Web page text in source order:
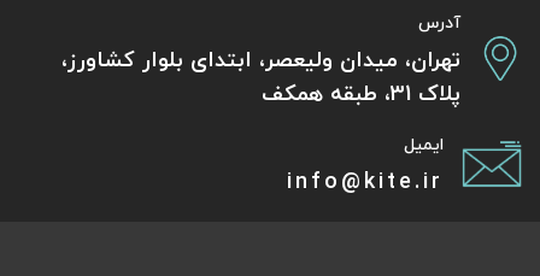
آدرس
تهران، میدان ولیعصر، ابتدای بلوار کشاورز،
پلاک 31، طبقه همکف
ایمیل
info@kite.ir